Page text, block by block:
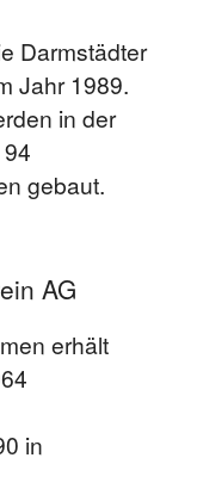
Darmstädter
Jahr 1989.
in der
gebaut.
AG
erhält
in